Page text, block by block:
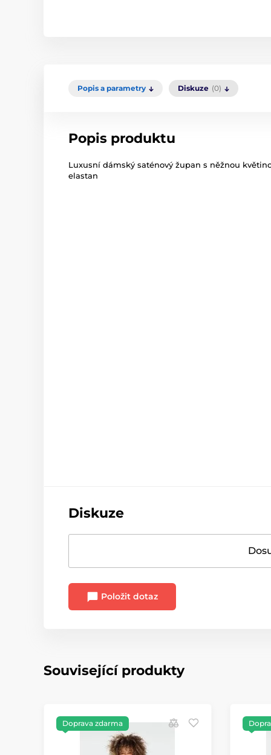
Popis a parametry Diskuze (0)
Popis produktu
Luxusní dámský saténový župan s něžnou
elastan
Diskuze
Položit dotaz
Související produkty
Doprava zdarma